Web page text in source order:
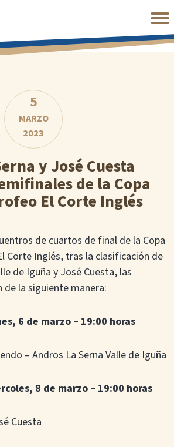
5
MARZO
2023
y José Cuesta
de la Copa
El Corte Inglés
de cuartos de final de la Copa
Corte Inglés, tras la clasificación de
de Iguña y José Cuesta, las
la siguiente manera:
6 de marzo – 19:00 horas
– Andros La Serna Valle de Iguña
8 de marzo– 19:00 horas
Cuesta